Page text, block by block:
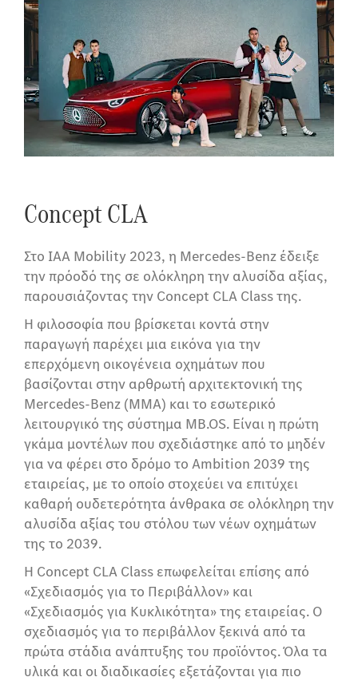
Concept CLA
Στο IAA Mobility 2023, η Mercedes-Benz έδειξε
την πρόοδό της σε ολόκληρη την αλυσίδα αξίας,
παρουσιάζοντας την Concept CLA Class της.
Η φιλοσοφία που βρίσκεται κοντά στην
παραγωγή παρέχει μια εικόνα για την
επερχόμενη οικογένεια οχημάτων που
βασίζονται στην αρθρωτή αρχιτεκτονική της
Mercedes-Benz (MMA) και το εσωτερικό
λειτουργικό της σύστημα MB.OS. Είναι η πρώτη
γκάμα μοντέλων που σχεδιάστηκε από το μηδέν
για να φέρει στο δρόμο το Ambition 2039 της
εταιρείας, με το οποίο στοχεύει να επιτύχει
καθαρή ουδετερότητα άνθρακα σε ολόκληρη την
αλυσίδα αξίας του στόλου των νέων οχημάτων
της το 2039.
Η Concept CLA Class επωφελείται επίσης από
«Σχεδιασμός για το Περιβάλλον» και
«Σχεδιασμός για Κυκλικότητα» της εταιρείας. Ο
σχεδιασμός για το περιβάλλον ξεκινά από τα
πρώτα στάδια ανάπτυξης του προϊόντος. Όλα τα
υλικά και οι διαδικασίες εξετάζονται για πιο